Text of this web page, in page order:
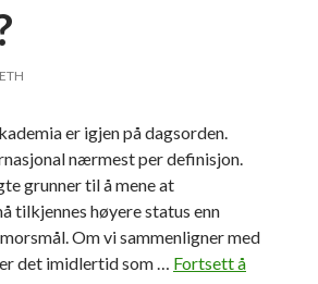
er igjen på dagsorden.
nærmest per definisjon.
grunner til å mene at
tilkjennes høyere status enn
Om vi sammenligner med
det imidlertid som … Fortsett å